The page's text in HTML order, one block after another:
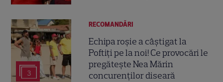
3
RECOMANDĂRI
Echipa roșie a câștigat la
Poftiți pe la noi! Ce provocări le
pregătește Nea Mărin
concurenților diseară